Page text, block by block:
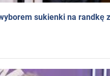
sukienki na randkę